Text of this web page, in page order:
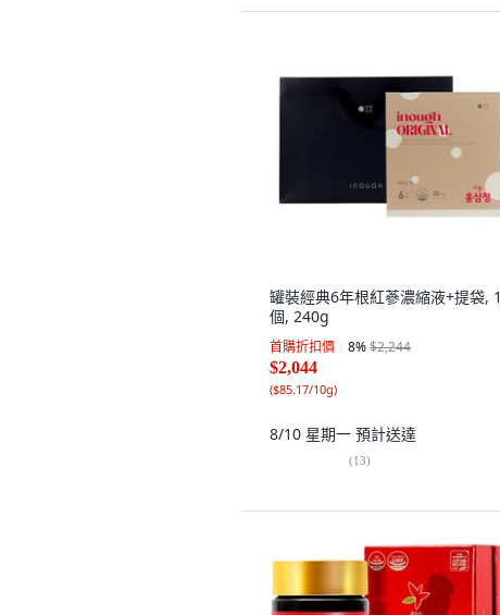
罐裝經典6年根紅蔘濃縮液+提袋, 1
個, 240g
首購折扣價 8%$2,244
$2,044
($85.17/10g)
8/10 星期一 預計送達
(13)